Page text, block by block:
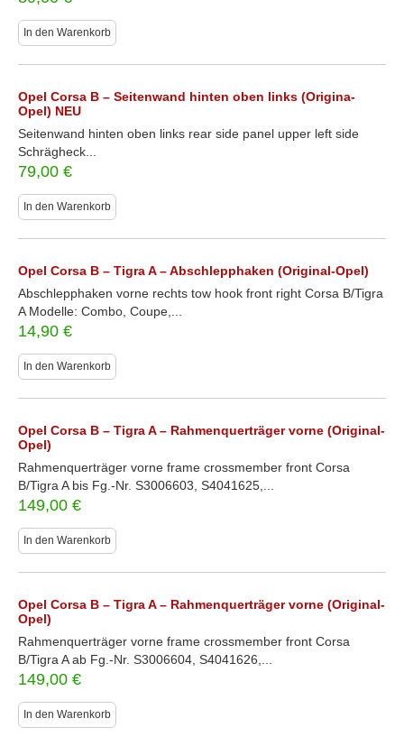
In den Warenkorb
Opel Corsa B – Seitenwand hinten oben links (Origina-
Opel) NEU
Seitenwand hinten oben links rear side panel upper left side
Schrägheck...
79,00 €
In den Warenkorb
Opel Corsa B – Tigra A – Abschlepphaken (Original-Opel)
Abschlepphaken vorne rechts tow hook front right Corsa B/Tigra
A Modelle: Combo, Coupe,...
14,90 €
In den Warenkorb
Opel Corsa B – Tigra A – Rahmenquerträger vorne (Original-
Opel)
Rahmenquerträger vorne frame crossmember front Corsa
B/Tigra A bis Fg.-Nr. S3006603, S4041625,...
149,00 €
In den Warenkorb
Opel Corsa B – Tigra A – Rahmenquerträger vorne (Original-
Opel)
Rahmenquerträger vorne frame crossmember front Corsa
B/Tigra A ab Fg.-Nr. S3006604, S4041626,...
149,00 €
In den Warenkorb